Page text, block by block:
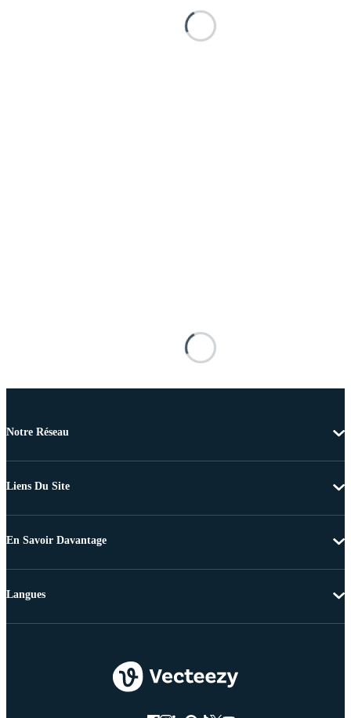
Notre Réseau
Liens Du Site
En Savoir Davantage
Langues